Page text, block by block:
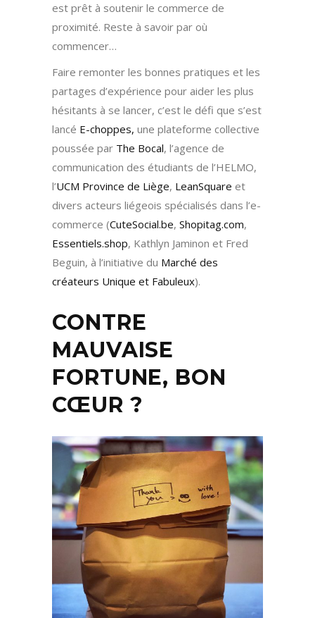
est prêt à soutenir le commerce de
proximité. Reste à savoir par où
commencer…
Faire remonter les bonnes pratiques et les
partages d’expérience pour aider les plus
hésitants à se lancer, c’est le défi que s’est
lancé E-choppes, une plateforme collective
poussée par The Bocal, l’agence de
communication des étudiants de l’HELMO,
l’UCM Province de Liège, LeanSquare et
divers acteurs liégeois spécialisés dans l’e-
commerce (CuteSocial.be, Shopitag.com,
Essentiels.shop, Kathlyn Jaminon et Fred
Beguin, à l’initiative du Marché des
créateurs Unique et Fabuleux).
CONTRE
MAUVAISE
FORTUNE, BON
CŒUR ?